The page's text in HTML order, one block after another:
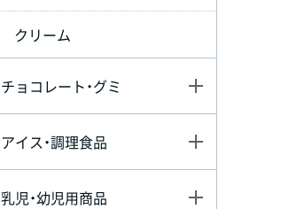
クリーム
チョコレート・グミ
アイス・調理食品
乳児・幼児用商品